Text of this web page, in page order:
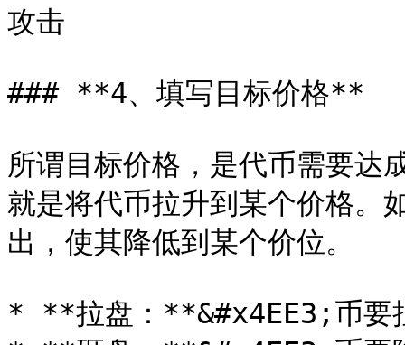
攻击
### **4、填写目标价格**
所谓目标价格，是代币需要达
就是将代币拉升到某个价格。
出，使其降低到某个价位。
* **拉盘：**&#x4EE3;币要